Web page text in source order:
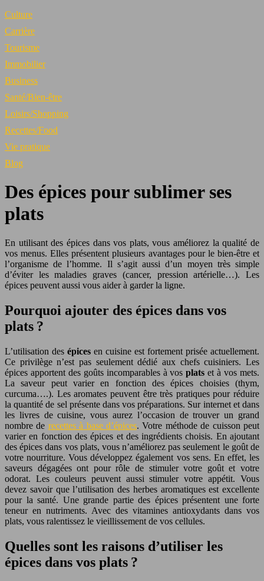
Culture
Carrière
Tourisme
Immobilier
Business
Santé/Bien-être
Loisirs/Shopping
Recettes/Food
Vie pratique
Blog
Des épices pour sublimer ses
plats
En utilisant des épices dans vos plats, vous améliorez la qualité de
vos menus. Elles présentent plusieurs avantages pour le bien-être et
l’organisme de l’homme. Il s’agit aussi d’un moyen très simple
d’éviter les maladies graves (cancer, pression artérielle…). Les
épices peuvent aussi vous aider à garder la ligne.
Pourquoi ajouter des épices dans vos
plats ?
L’utilisation des épices en cuisine est fortement prisée actuellement.
Ce privilège n’est pas seulement dédié aux chefs cuisiniers. Les
épices apportent des goûts incomparables à vosplatset à vos mets.
La saveur peut varier en fonction des épices choisies (thym,
curcuma….). Les aromates peuvent être très pratiques pour réduire
la quantité de sel présente dans vos préparations. Sur internet et dans
les livres de cuisine, vous aurez l’occasion de trouver un grand
nombre de recettes à base d’épices. Votre méthode de cuisson peut
varier en fonction des épices et des ingrédients choisis. En ajoutant
des épices dans vos plats, vous n’améliorez pas seulement le goût de
votre nourriture. Vous développez également vos sens. En effet, les
saveurs dégagées ont pour rôle de stimuler votre goût et votre
odorat. Les couleurs peuvent aussi stimuler votre appétit. Vous
devez savoir que l’utilisation des herbes aromatiques est excellente
pour la santé. Une grande partie des épices présentent une forte
teneur en nutriments. Avec des vitamines antioxydants dans vos
plats, vous ralentissez le vieillissement de vos cellules.
Quelles sont les raisons d’utiliser les
épices dans vos plats ?